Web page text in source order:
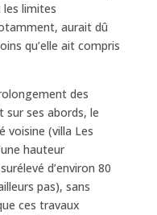
les limites
aurait dû
qu’elle ait compris
des
sur ses abords, le
voisine (villa Les
hauteur
d’environ 80
pas), sans
ces travaux